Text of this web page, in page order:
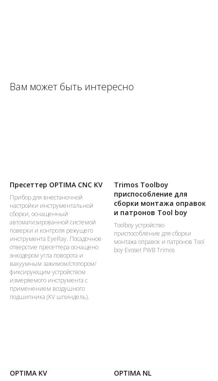
Вам может быть интересно
Пресеттер OPTIMA CNC KV
Прибор для внестаночной
настройки инструментальной
сборки, оснащенный
автоматизированной системой
поверки и контроля режущего
инструмента EyeRay. Посадочное
отверстие пресеттера оснащено
энкодером угла поворота и
вакуумным зажимом/стопором/
фиксирующим устройством
измеряемого инструмента с
применением воздушного
подшипника (KV шпиндель).
Trimos Toolboy
приспособление для
сборки монтажа оправок
и патронов Tool boy
Toolboy устройство
приспособление для сборки
монтажа оправок и патронов Tool
boy Evoset PWB Trimos
OPTIMA KV OPTIMA NL